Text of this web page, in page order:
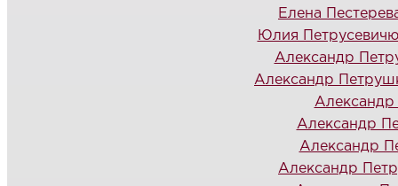
Елена
Юлия
Александр
Александр
Александр
Александр
Александр